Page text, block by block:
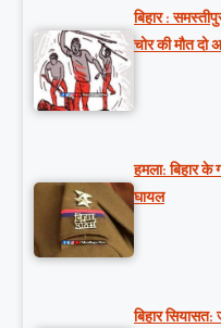
बिहार :
चोर की मौत दो
हमला: बिहार के
घायल
बिहार